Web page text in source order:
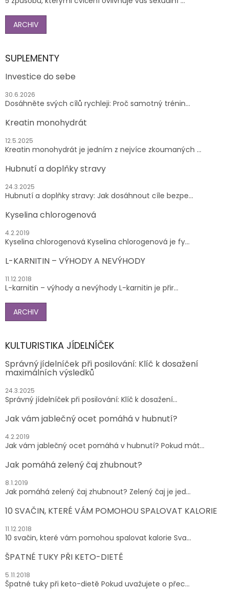
ARCHIV
SUPLEMENTY
Investice do sebe
30.6.2026
Dosáhněte svých cílů rychleji: Proč samotný trénin...
Kreatin monohydrát
12.5.2025
Kreatin monohydrát je jedním z nejvíce zkoumaných ...
Hubnutí a doplňky stravy
24.3.2025
Hubnutí a doplňky stravy: Jak dosáhnout cíle bezpe...
Kyselina chlorogenová
4.2.2019
Kyselina chlorogenová Kyselina chlorogenová je fy...
L-KARNITIN – VÝHODY A NEVÝHODY
11.12.2018
L-karnitin – výhody a nevýhody L-karnitin je přir...
ARCHIV
KULTURISTIKA JÍDELNÍČEK
Správný jídelníček při posilování: Klíč k dosažení
maximálních výsledků
24.3.2025
Správný jídelníček při posilování: Klíč k dosažení...
Jak vám jablečný ocet pomáhá v hubnutí?
4.2.2019
Jak vám jablečný ocet pomáhá v hubnutí? Pokud mát...
Jak pomáhá zelený čaj zhubnout?
8.1.2019
Jak pomáhá zelený čaj zhubnout? Zelený čaj je jed...
10 SVAČIN, KTERÉ VÁM POMOHOU SPALOVAT KALORIE
11.12.2018
10 svačin, které vám pomohou spalovat kalorie Sva...
ŠPATNÉ TUKY PŘI KETO-DIETĚ
5.11.2018
Špatné tuky při keto-dietě Pokud uvažujete o přec...